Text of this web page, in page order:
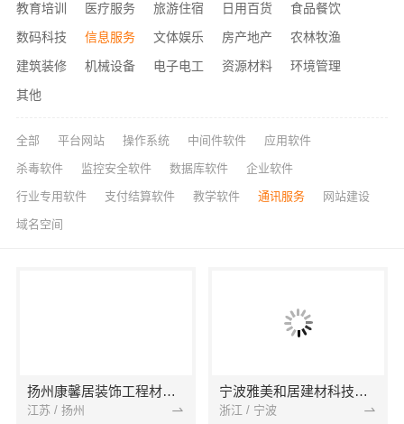
教育培训
医疗服务 旅游住宿 日用百货
食品餐饮
数码科技
信息服务 文体娱乐 房产地产
农林牧渔
建筑装修
机械设备 电子电工 资源材料
环境管理
其他
全部 平台网站 操作系统 中间件软件 应用软件
杀毒软件 监控安全软件 数据库软件 企业软件
行业专用软件 支付结算软件 教学软件 通讯服务 网站建设
域名空间
扬州康馨居装饰工程材料有限公司
江苏 / 扬州
宁波雅美和居建材科技有限公司
浙江 / 宁波